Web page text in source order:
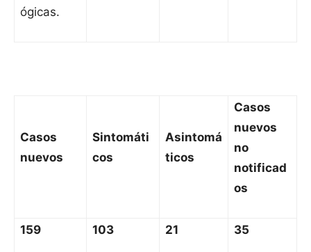
ógicas.
Casos
nuevos
Sintomáti
cos
Asintomá
ticos
Casos
nuevos
no
notificad
os
159 103 21 35